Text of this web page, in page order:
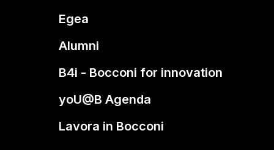
Egea
Alumni
B4i - Bocconi for innovation
yoU@B Agenda
Lavora in Bocconi